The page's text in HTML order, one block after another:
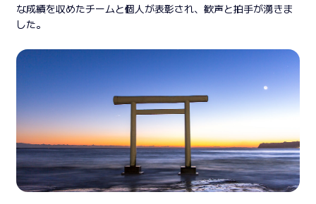
な成績を収めたチームと個人が表彰され、歓声と拍手が湧きま
した。